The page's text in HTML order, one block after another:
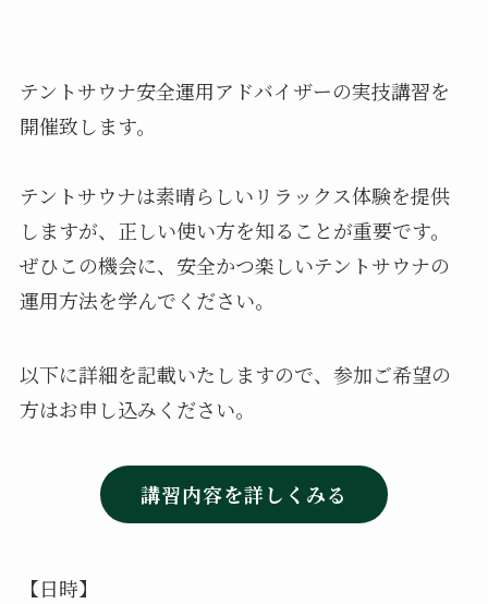
テントサウナ安全運用アドバイザーの実技講習を
開催致します。
テントサウナは素晴らしいリラックス体験を提供
しますが、正しい使い方を知ることが重要です。
ぜひこの機会に、安全かつ楽しいテントサウナの
運用方法を学んでください。
以下に詳細を記載いたしますので、参加ご希望の
方はお申し込みください。
講習内容を詳しくみる
【日時】